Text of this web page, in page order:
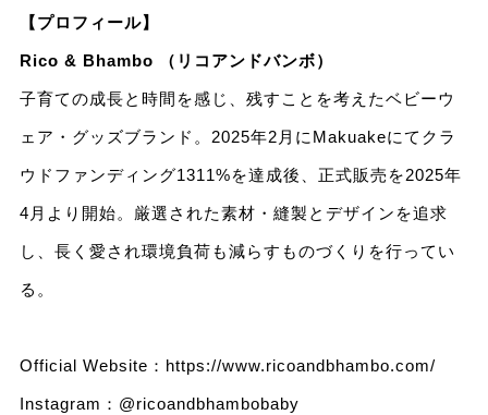
【プロフィール】
Rico & Bhambo （リコアンドバンボ）
子育ての成長と時間を感じ、残すことを考えたベビーウ
ェア・グッズブランド。2025年2月にMakuakeにてクラ
ウドファンディング1311%を達成後、正式販売を2025年
4月より開始。厳選された素材・縫製とデザインを追求
し、長く愛され環境負荷も減らすものづくりを行ってい
る。
Official Website： https://www.ricoandbhambo.com/
Instagram：@ricoandbhambobaby